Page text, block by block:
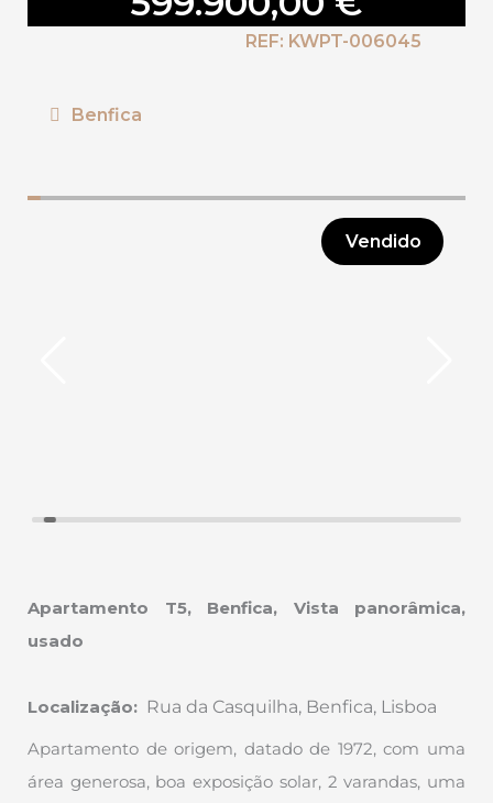
REF: KWPT-006045
Benfica
Vendido
Apartamento T5, Benfica, Vista panorâmica,
usado
Localização: Rua da Casquilha, Benfica, Lisboa
Apartamento de origem, datado de 1972, com uma
área generosa, boa exposição solar, 2 varandas, uma